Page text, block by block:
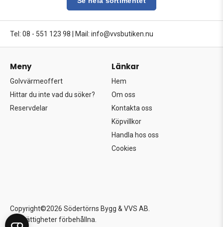
Tel: 08 - 551 123 98 Mail: info@vvsbutiken.nu
Meny
Golvvärmeoffert
Hittar du inte vad du söker?
Reservdelar
Länkar
Hem
Om oss
Kontakta oss
Köpvillkor
Handla hos oss
Cookies
Copyright©2026 Södertörns Bygg & VVS AB.
Alla rättigheter förbehållna.